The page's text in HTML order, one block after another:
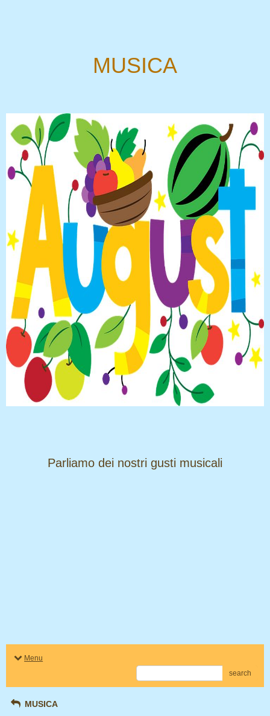
MUSICA
​​​​​​​Parliamo dei nostri gusti musicali
Menu
search
MUSICA